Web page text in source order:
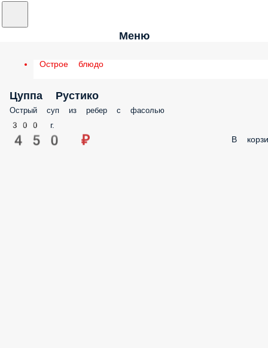
Меню
Острое блюдо
Цуппа Рустико
Острый суп из ребер с фасолью
300 г.
450 ₽ В